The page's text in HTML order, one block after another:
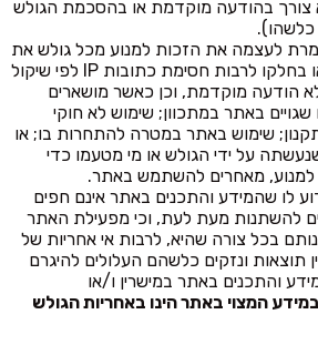
צורך בהודעה מוקדמת או בהסכמת הגולש
כלשהו).
לעצמה את הזכות למנוע מכל גולש את
השימוש באתר ו/או בחלקו לרבות חסימת כתובות IP לפי שיקול
הודעה מוקדמת, וכן כאשר מושארים
שגויים באתר במתכוון; שימוש לא חוקי
שימוש באתר במטרה להתחרות בו; או
על ידי הגולש או מי מטעמו כדי
למנוע, מאחרים להשתמש באתר.
לו שהמידע והתכנים באתר אינם חפים
להשתנות מעת לעת, וכי מפעילת האתר
בכל צורה שהיא, לרבות אי אחריות של
תוצאות ונזקים כלשהם העלולים להיגרם
והתכנים באתר במישרין ו/או
המצוי באתר הינו באחריות הגולש